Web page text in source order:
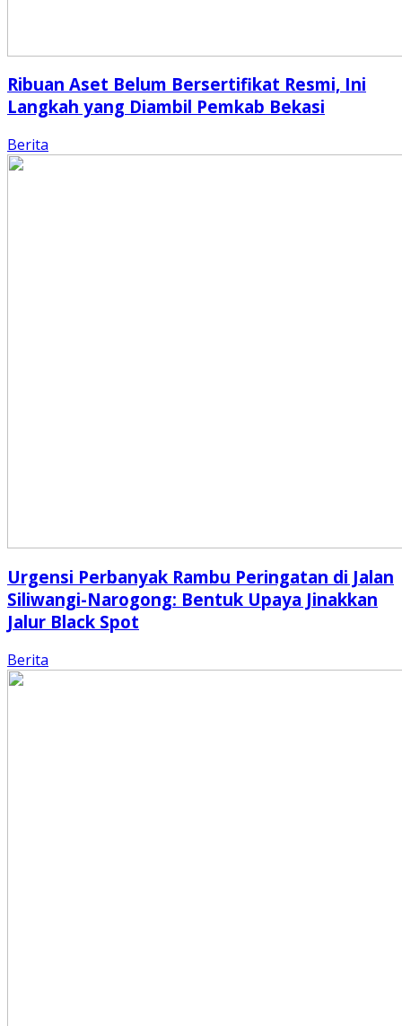
Ribuan Aset Belum Bersertifikat Resmi, Ini
Langkah yang Diambil Pemkab Bekasi
Berita
Urgensi Perbanyak Rambu Peringatan di Jalan
Siliwangi-Narogong: Bentuk Upaya Jinakkan
Jalur Black Spot
Berita